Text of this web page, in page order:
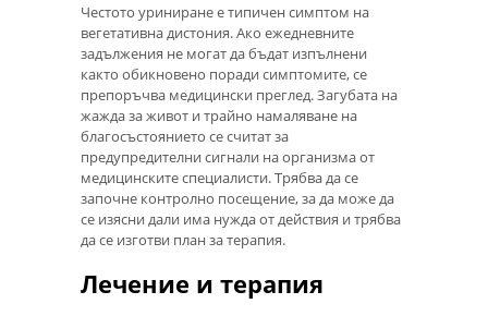
Честото уриниране е типичен симптом на
вегетативна дистония. Ако ежедневните
задължения не могат да бъдат изпълнени
както обикновено поради симптомите, се
препоръчва медицински преглед. Загубата на
жажда за живот и трайно намаляване на
благосъстоянието се считат за
предупредителни сигнали на организма от
медицинските специалисти. Трябва да се
започне контролно посещение, за да може да
се изясни дали има нужда от действия и трябва
да се изготви план за терапия.
Лечение и терапия